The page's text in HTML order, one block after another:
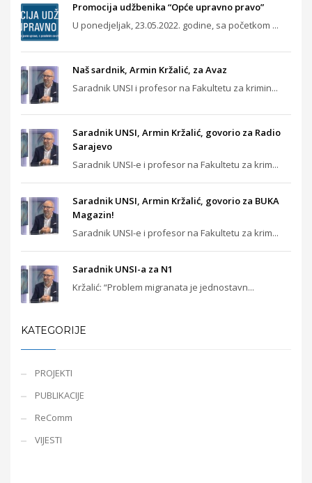
Promocija udžbenika “Opće upravno pravo”
U ponedjeljak, 23.05.2022. godine, sa početkom ...
Naš sardnik, Armin Kržalić, za Avaz
Saradnik UNSI i profesor na Fakultetu za krimin...
Saradnik UNSI, Armin Kržalić, govorio za Radio
Sarajevo
Saradnik UNSI-e i profesor na Fakultetu za krim...
Saradnik UNSI, Armin Kržalić, govorio za BUKA
Magazin!
Saradnik UNSI-e i profesor na Fakultetu za krim...
Saradnik UNSI-a za N1
Kržalić: “Problem migranata je jednostavn...
KATEGORIJE
PROJEKTI
PUBLIKACIJE
ReComm
VIJESTI